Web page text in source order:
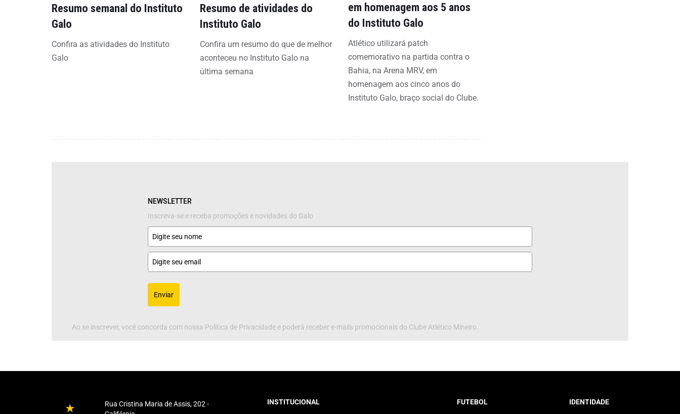
Resumo semanal do Instituto
Galo
Confira as atividades do Instituto
Galo
Resumo de atividades do
Instituto Galo
Confira um resumo do que de melhor
aconteceu no Instituto Galo na
última semana
em homenagem aos 5 anos
do Instituto Galo
Atlético utilizará patch
comemorativo na partida contra o
Bahia, na Arena MRV, em
homenagem aos cinco anos do
Instituto Galo, braço social do Clube.
NEWSLETTER
Inscreva-se e receba promoções e novidades do Galo
Enviar
Ao se inscrever, você concorda com nossa Política de Privacidade e poderá receber e-mails promocionais do Clube Atlético Mineiro.
Rua Cristina Maria de Assis, 202 -
INSTITUCIONAL FUTEBOL IDENTIDADE